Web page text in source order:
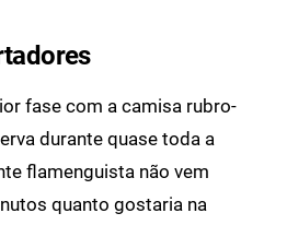
fase com a camisa rubro-
durante quase toda a
flamenguista não vem
quanto gostaria na